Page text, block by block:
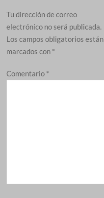
Tu dirección de correo
electrónico no será publicada.
Los campos obligatorios están
marcados con *
Comentario *